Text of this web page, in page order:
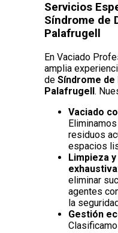
Servicios
Síndrome de
Palafrugell
En Vaciado
amplia
de Síndrome
Palafrugell.
Vaciado
residuos
espacios
Limpieza
exhaustiva
eliminar
agentes
la
Gestión